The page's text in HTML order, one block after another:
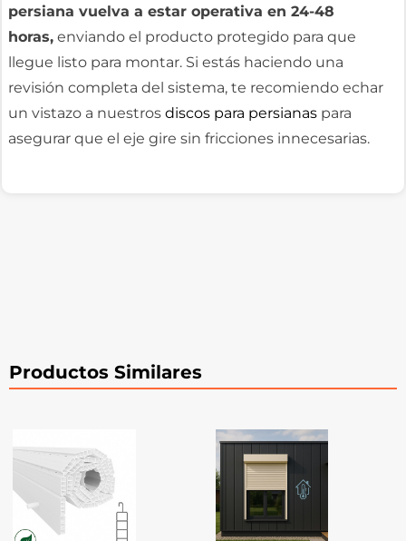
persiana vuelva a estar operativa en 24-48
horas, enviando el producto protegido para que
llegue listo para montar. Si estás haciendo una
revisión completa del sistema, te recomiendo echar
un vistazo a nuestrosdiscos para persianas para
asegurar que el eje gire sin fricciones innecesarias.
Productos Similares